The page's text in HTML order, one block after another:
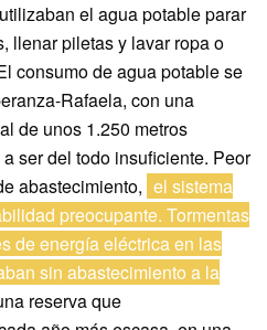
el agua potable parar
llenar piletas y lavar ropa o
consumo de agua potable se
Rafaela, con una
de unos 1.250 metros
ser del todo insuficiente. Peor
abastecimiento, el sistema
preocupante. Tormentas
de energía eléctrica en las
sin abastecimiento a la
reserva que